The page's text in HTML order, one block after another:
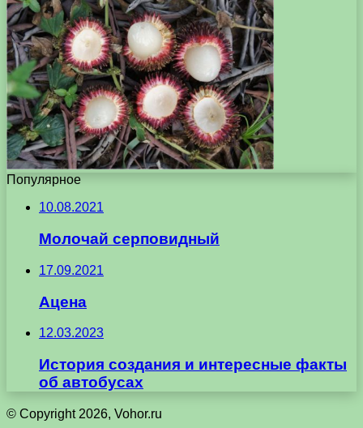
Популярное
10.08.2021
Молочай серповидный
17.09.2021
Ацена
12.03.2023
История создания и интересные факты
об автобусах
© Copyright 2026, Vohor.ru